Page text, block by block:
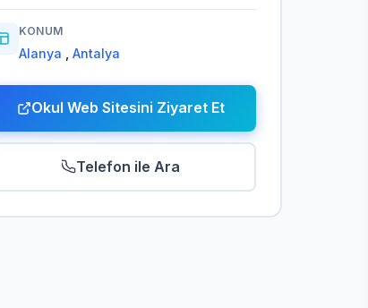
KONUM
Alanya Antalya
Okul Web Sitesini Ziyaret Et
Telefon ile Ara